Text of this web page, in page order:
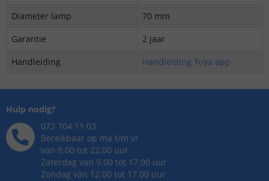
Diameter lamp
70 mm
Garantie
2 jaar
Handleiding
Handleiding Tuya app
Hulp nodig?
073 704 11 03
Bereikbaar op ma t/m vr
van 9.00 tot 22.00 uur
Zaterdag van 9.00 tot 17.00 uur
Zondag van 12.00 tot 17.00 uur